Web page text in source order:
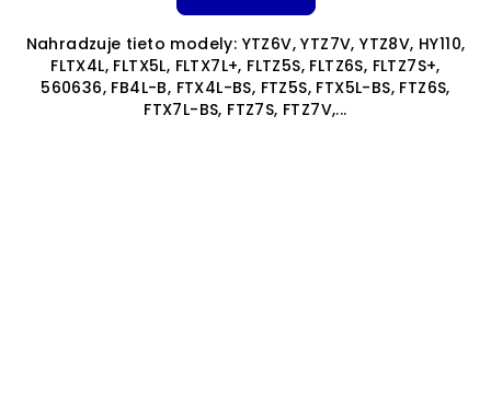
z
5
hviezdičiek.
Nahradzuje tieto modely: YTZ6V, YTZ7V, YTZ8V, HY110,
FLTX4L, FLTX5L, FLTX7L+, FLTZ5S, FLTZ6S, FLTZ7S+,
560636, FB4L-B, FTX4L-BS, FTZ5S, FTX5L-BS, FTZ6S,
FTX7L-BS, FTZ7S, FTZ7V,...